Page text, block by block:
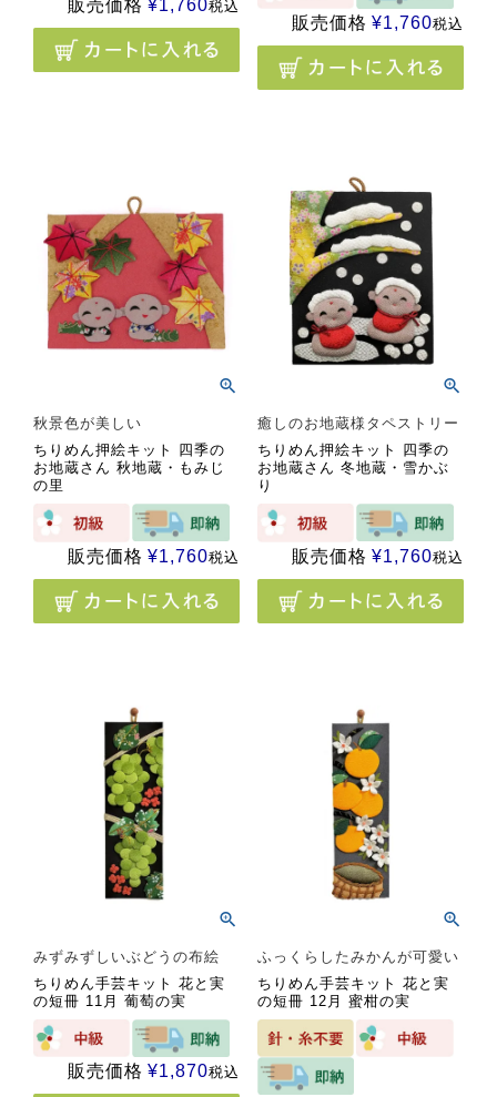
販売価格 ¥1,760税込
販売価格 ¥1,760税込
秋景色が美しい
ちりめん押絵キット 四季の
お地蔵さん 秋地蔵・もみじ
の里
販売価格 ¥1,760税込
癒しのお地蔵様タペストリー
ちりめん押絵キット 四季の
お地蔵さん 冬地蔵・雪かぶ
り
販売価格 ¥1,760税込
みずみずしいぶどうの布絵
ちりめん手芸キット 花と実
の短冊 11月 葡萄の実
販売価格 ¥1,870税込
ふっくらしたみかんが可愛い
ちりめん手芸キット 花と実
の短冊 12月 蜜柑の実